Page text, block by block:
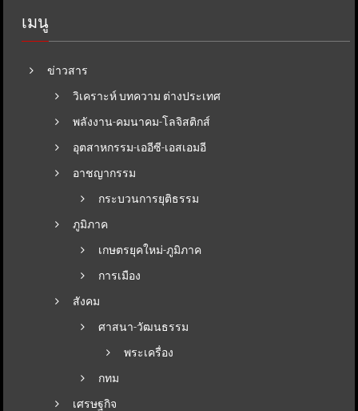
เมนู
ข่าวสาร
วิเคราะห์ บทความ ต่างประเทศ
พลังงาน-คมนาคม-โลจิสติกส์
อุตสาหกรรม-เออีซี-เอสเอมอี
อาชญากรรม
กระบวนการยุติธรรม
ภูมิภาค
เกษตรยุคใหม่-ภูมิภาค
การเมือง
สังคม
ศาสนา-วัฒนธรรม
พระเครื่อง
กทม
เศรษฐกิจ